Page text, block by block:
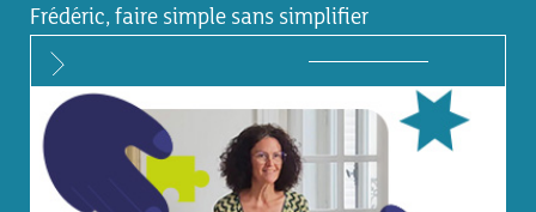
Frédéric, faire simple sans simplifier